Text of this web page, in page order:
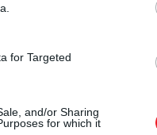
for Targeted
and/or Sharing
for which it